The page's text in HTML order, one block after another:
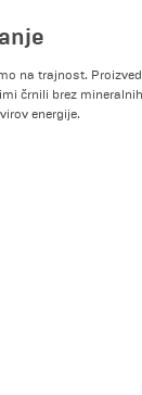
na trajnost.
črnili brez
energije.